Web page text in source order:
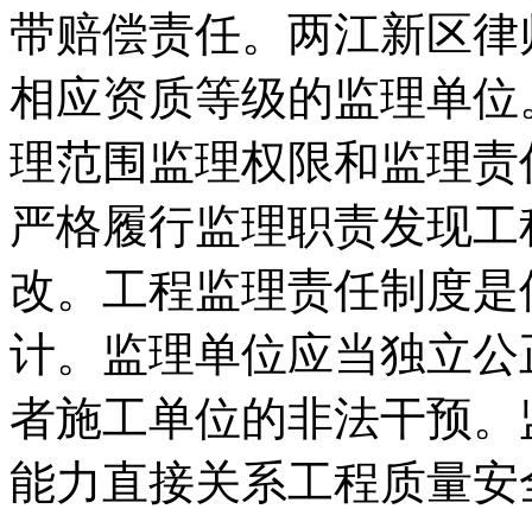
带赔偿责任。两江新区
相应资质等级的监理单
理范围监理权限和监理
严格履行监理职责发现
改。工程监理责任制度
计。监理单位应当独立
者施工单位的非法干预
能力直接关系工程质量